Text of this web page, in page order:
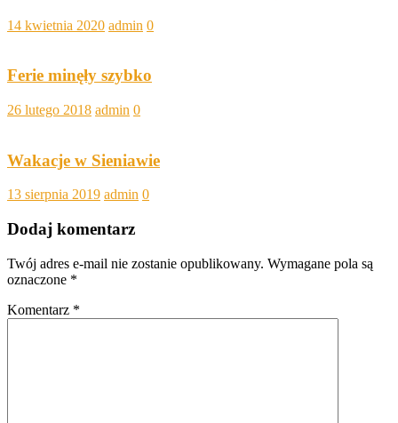
14 kwietnia 2020 admin 0
Ferie minęły szybko
26 lutego 2018 admin 0
Wakacje w Sieniawie
13 sierpnia 2019 admin 0
Dodaj komentarz
Twój adres e-mail nie zostanie opublikowany. Wymagane pola są
oznaczone *
Komentarz *